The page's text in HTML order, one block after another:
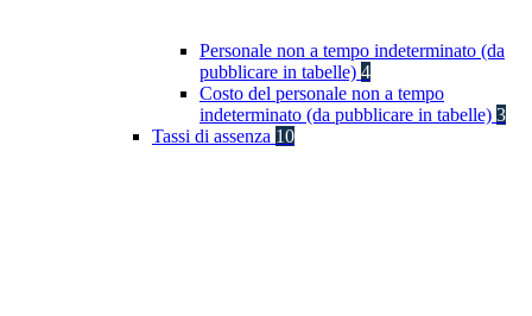
Personale non a tempo indeterminato (da
pubblicare in tabelle) 4
Costo del personale non a tempo
indeterminato (da pubblicare in tabelle) 3
Tassi di assenza 10